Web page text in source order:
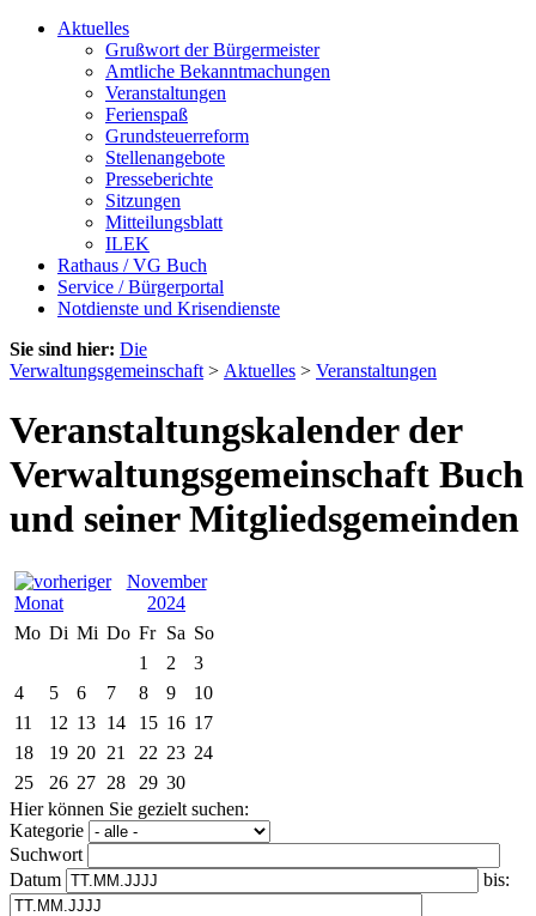
Aktuelles
Grußwort der Bürgermeister
Amtliche Bekanntmachungen
Veranstaltungen
Ferienspaß
Grundsteuerreform
Stellenangebote
Presseberichte
Sitzungen
Mitteilungsblatt
ILEK
Rathaus / VG Buch
Service / Bürgerportal
Notdienste und Krisendienste
Sie sind hier: Die
Verwaltungsgemeinschaft > Aktuelles > Veranstaltungen
Veranstaltungskalender der
Verwaltungsgemeinschaft Buch
und seiner Mitgliedsgemeinden
November
2024
Mo Di Mi Do Fr Sa So
1
2
3
4
5 6 7 8 9
10
11
12 13 14 15 16 17
18
19 20 21 22 23 24
25
26 27 28 29 30
Hier können Sie gezielt suchen:
Kategorie
Suchwort
Datum
bis: